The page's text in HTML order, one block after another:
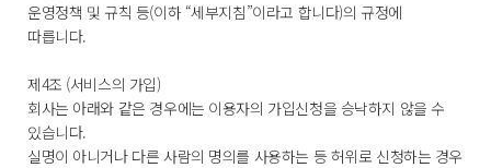
운영정책 및 규칙 등(이하 “세부지침”이라고 합니다)의 규정에
따릅니다.
제4조 (서비스의 가입)
회사는 아래와 같은 경우에는 이용자의 가입신청을 승낙하지 않을 수
있습니다.
실명이 아니거나 다른 사람의 명의를 사용하는 등 허위로 신청하는 경우